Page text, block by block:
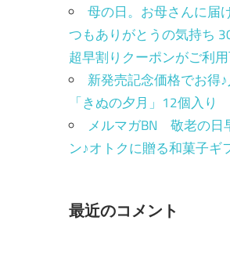
母の日。お母さんに届
つもありがとうの気持ち
超早割りクーポンがご利
新発売記念価格でお得
「きぬの夕月」12個入り
メルマガBN 敬老の日
ン♪オトクに贈る和菓子ギ
最近のコメント